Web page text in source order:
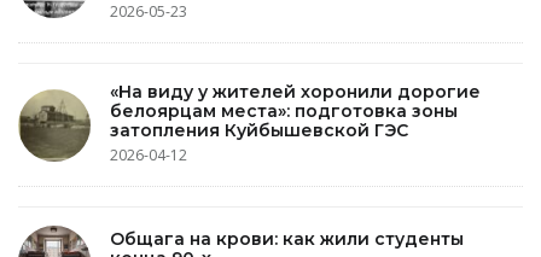
2026-05-23
«На виду у жителей хоронили дорогие
белоярцам места»: подготовка зоны
затопления Куйбышевской ГЭС
2026-04-12
Общага на крови: как жили студенты